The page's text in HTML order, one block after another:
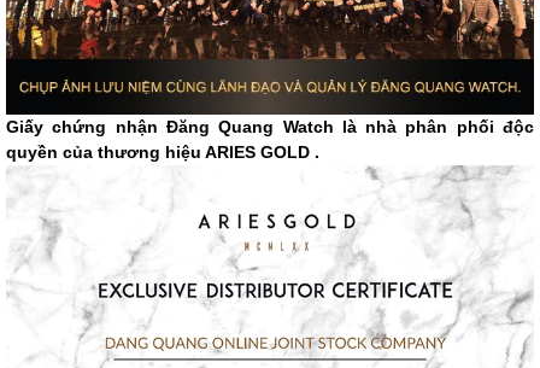
Giấy chứng nhận Đăng Quang Watch là nhà phân phối độc
quyền của thương hiệu ARIES GOLD .